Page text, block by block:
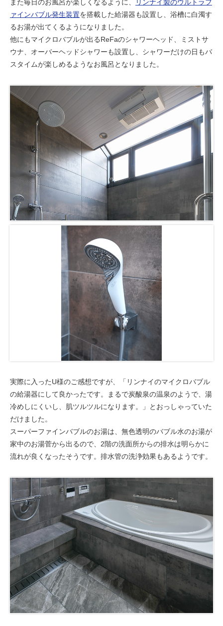
また毎日のお風呂が楽しくなるように、
リンナイ製のウルトラフ
ァインバブル発生装置を搭載した給湯器も設置し、浴槽に白濁す
るお湯が出てくるようになりました。
他にもマイクロバブルが出るReFaのシャワーヘッド、ミストサ
ウナ、オーバーヘッドシャワーも設置し、シャワーだけの日もバ
スタイムが楽しめるようなお風呂となりました。
実際に入ったU様のご感想ですが、「リンナイのマイクロバブル
の給湯器にして良かったです。まるで炭酸泉の温泉のようで、湯
冷めしにくいし、肌ツルツルになります。」とおっしゃっていた
だけました。
スーパーファインバブルのお湯は、無色透明のバブル水のお湯が
家中のお湯菅から出るので、2階の洗面所からの排水は明らかに
流れが良くなったそうです。排水管の洗浄効果もあるようです。